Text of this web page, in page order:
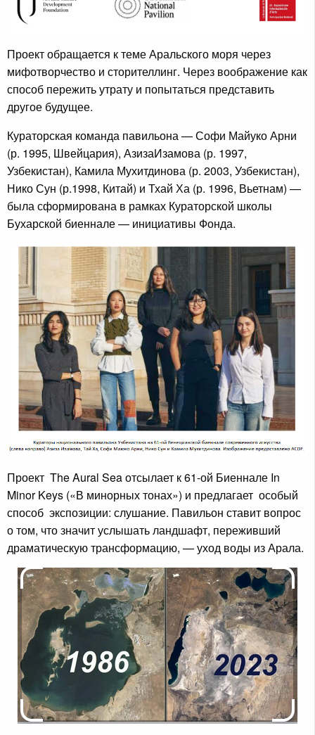
Проект обращается к теме Аральского моря через
мифотворчество и сторителлинг. Через воображение как
способ пережить утрату и попытаться представить
другое будущее.
Кураторская команда павильона — Софи Майуко Арни
(р. 1995, Швейцария), АзизаИзамова (р. 1997,
Узбекистан), Камила Мухитдинова (р. 2003, Узбекистан),
Нико Сун (р.1998, Китай) и Тхай Ха (р. 1996, Вьетнам) —
была сформирована в рамках Кураторской школы
Бухарской биеннале — инициативы Фонда.
Проект The Aural Sea отсылает к 61-ой Биеннале In
Minor Keys («В минорных тонах») и предлагает особый
способ экспозиции: слушание. Павильон ставит вопрос
о том, что значит услышать ландшафт, переживший
драматическую трансформацию, — уход воды из Арала.